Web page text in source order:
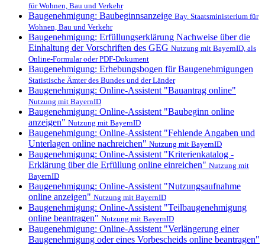
für Wohnen, Bau und Verkehr
Baugenehmigung: Baubeginnsanzeige Bay. Staatsministerium für
Wohnen, Bau und Verkehr
Baugenehmigung: Erfüllungserklärung Nachweise über die
Einhaltung der Vorschriften des GEG Nutzung mit BayernID, als
Online-Formular oder PDF-Dokument
Baugenehmigung: Erhebungsbogen für Baugenehmigungen
Statistische Ämter des Bundes und der Länder
Baugenehmigung: Online-Assistent "Bauantrag online"
Nutzung mit BayernID
Baugenehmigung: Online-Assistent "Baubeginn online
anzeigen" Nutzung mit BayernID
Baugenehmigung: Online-Assistent "Fehlende Angaben und
Unterlagen online nachreichen" Nutzung mit BayernID
Baugenehmigung: Online-Assistent "Kriterienkatalog -
Erklärung über die Erfüllung online einreichen" Nutzung mit
BayernID
Baugenehmigung: Online-Assistent "Nutzungsaufnahme
online anzeigen" Nutzung mit BayernID
Baugenehmigung: Online-Assistent "Teilbaugenehmigung
online beantragen" Nutzung mit BayernID
Baugenehmigung: Online-Assistent "Verlängerung einer
Baugenehmigung oder eines Vorbescheids online beantragen"